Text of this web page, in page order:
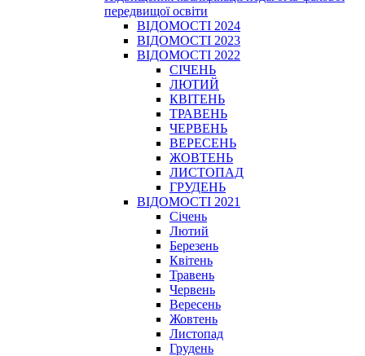
передвищої освіти
ВІДОМОСТІ 2024
ВІДОМОСТІ 2023
ВІДОМОСТІ 2022
СІЧЕНЬ
ЛЮТИЙ
КВІТЕНЬ
ТРАВЕНЬ
ЧЕРВЕНЬ
ВЕРЕСЕНЬ
ЖОВТЕНЬ
ЛИСТОПАД
ГРУДЕНЬ
ВІДОМОСТІ 2021
Січень
Лютий
Березень
Квітень
Травень
Червень
Вересень
Жовтень
Листопад
Грудень